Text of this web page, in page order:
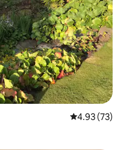
평점 4.93점(5
4.93 (73)